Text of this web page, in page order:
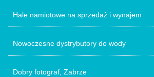
Hale namiotowe na sprzedaż i wynajem
Nowoczesne dystrybutory do wody
Dobry fotograf, Zabrze